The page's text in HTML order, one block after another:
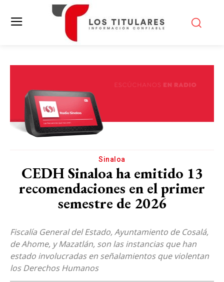
Sinaloa
CEDH Sinaloa ha emitido 13
recomendaciones en el primer
semestre de 2026
Fiscalía General del Estado, Ayuntamiento de Cosalá,
de Ahome, y Mazatlán, son las instancias que han
estado involucradas en señalamientos que violentan
los Derechos Humanos